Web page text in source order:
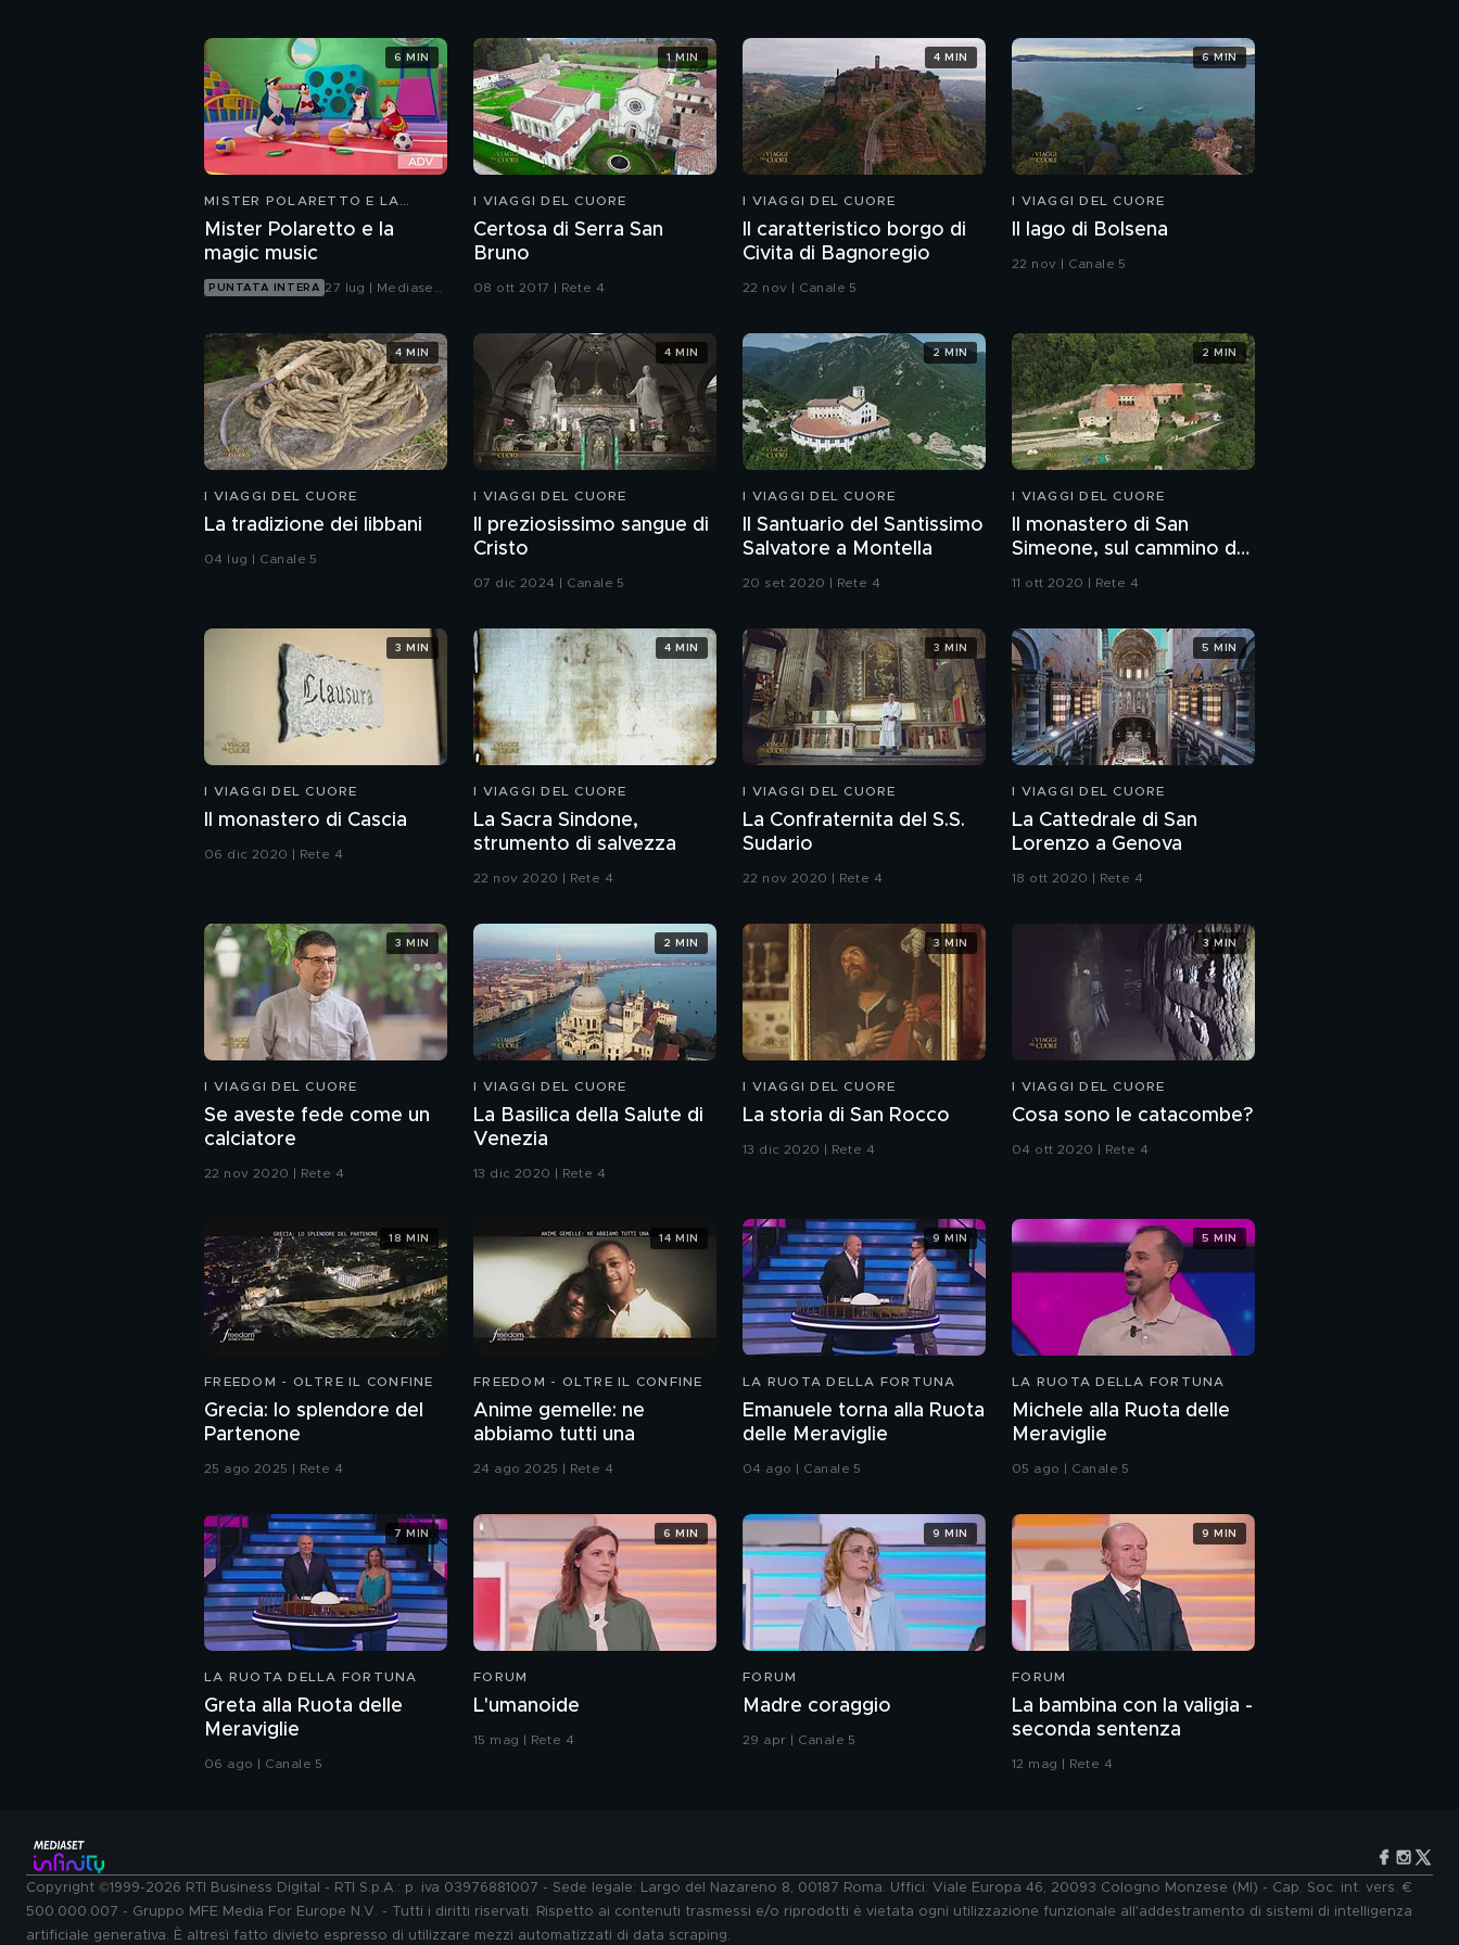
MISTER POLARETTO E LA
Mister Polaretto e la
magic music
PUNTATA INTERA 27 lug | Mediaset
6 MIN
I VIAGGI DEL CUORE
Certosa di Serra San
Bruno
08 ott 2017 | Rete 4
1 MIN
I VIAGGI DEL CUORE
Il caratteristico borgo di
Civita di Bagnoregio
22 nov | Canale 5
4 MIN
I VIAGGI DEL CUORE
Il lago di Bolsena
22 nov | Canale 5
6 MIN
I VIAGGI DEL CUORE
La tradizione dei libbani
04 lug | Canale 5
4 MIN
I VIAGGI DEL CUORE
Il preziosissimo sangue di
Cristo
07 dic 2024 | Canale 5
4 MIN
I VIAGGI DEL CUORE
Il Santuario del Santissimo
Salvatore a Montella
20 set 2020 | Rete 4
2 MIN
I VIAGGI DEL CUORE
Il monastero di San
Simeone, sul cammino dei
protomartiri
11 ott 2020 | Rete 4
2 MIN
I VIAGGI DEL CUORE
Il monastero di Cascia
06 dic 2020 | Rete 4
3 MIN
I VIAGGI DEL CUORE
La Sacra Sindone,
strumento di salvezza
22 nov 2020 | Rete 4
4 MIN
I VIAGGI DEL CUORE
La Confraternita del S.S.
Sudario
22 nov 2020 | Rete 4
3 MIN
I VIAGGI DEL CUORE
La Cattedrale di San
Lorenzo a Genova
18 ott 2020 | Rete 4
5 MIN
I VIAGGI DEL CUORE
Se aveste fede come un
calciatore
22 nov 2020 | Rete 4
3 MIN
I VIAGGI DEL CUORE
La Basilica della Salute di
Venezia
13 dic 2020 | Rete 4
2 MIN
I VIAGGI DEL CUORE
La storia di San Rocco
13 dic 2020 | Rete 4
3 MIN
I VIAGGI DEL CUORE
Cosa sono le catacombe?
04 ott 2020 | Rete 4
3 MIN
FREEDOM - OLTRE IL CONFINE
Grecia: lo splendore del
Partenone
25 ago 2025 | Rete 4
18 MIN
FREEDOM - OLTRE IL CONFINE
Anime gemelle: ne
abbiamo tutti una
24 ago 2025 | Rete 4
14 MIN
LA RUOTA DELLA FORTUNA
Emanuele torna alla Ruota
delle Meraviglie
04 ago | Canale 5
9 MIN
LA RUOTA DELLA FORTUNA
Michele alla Ruota delle
Meraviglie
05 ago | Canale 5
5 MIN
LA RUOTA DELLA FORTUNA
Greta alla Ruota delle
Meraviglie
06 ago | Canale 5
7 MIN
FORUM
L'umanoide
15 mag | Rete 4
6 MIN
FORUM
Madre coraggio
29 apr | Canale 5
9 MIN
FORUM
La bambina con la valigia -
seconda sentenza
12 mag | Rete 4
9 MIN
Copyright ©1999-2026 RTI Business Digital - RTI S.p.A.: p. iva 03976881007 - Sede legale: Largo del Nazareno 8, 00187 Roma. Uffici: Viale Europa 46, 20093 Cologno Monzese (MI) - Cap. Soc. int. vers. €
500.000.007 - Gruppo MFE Media For Europe N.V. - Tutti i diritti riservati. Rispetto ai contenuti trasmessi e/o riprodotti è vietata ogni utilizzazione funzionale all'addestramento di sistemi di intelligenza
artificiale generativa. È altresì fatto divieto espresso di utilizzare mezzi automatizzati di data scraping.